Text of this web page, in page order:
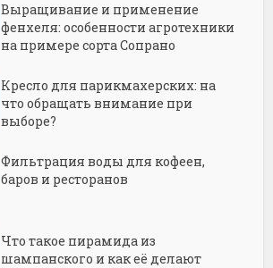
Выращивание и применение
фенхеля: особенности агротехники
на примере сорта Сопрано
Кресло для парикмахерских: на
что обращать внимание при
выборе?
Фильтрация воды для кофеен,
баров и ресторанов
Что такое пирамида из
шампанского и как её делают